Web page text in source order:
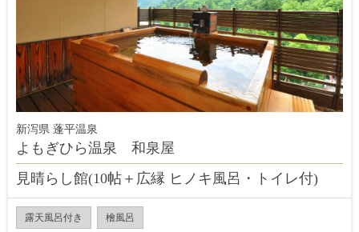
新泻県 蓬平温泉
よもぎひら温泉 和泉屋
見晴らし館(10帖＋広縁 ヒノキ風呂・トイレ付)
露天風呂付き 檜風呂